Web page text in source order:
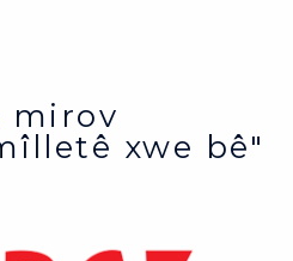
mirov
xwe bê"